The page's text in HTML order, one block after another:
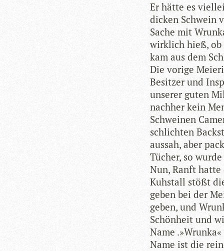
Er hätte es
dicken Schwein
Sache mit
wirk­lich hieß, ob
kam aus dem
Die vorige
Besit­zer und
unse­rer guten
nach­her kein
Schwei­nen
schlich­ten
aus­sah, aber
Tücher, so
Nun, Ranft
Kuh­stall stößt
ge­ben bei der
ge­ben, und
Schön­heit und
Name
Name ist die